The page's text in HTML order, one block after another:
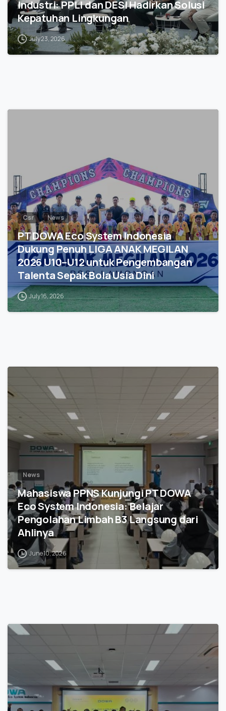
Industri: PPLI dan DESI Hadirkan Solusi
Kepatuhan Lingkungan
July 23, 2026
Csr News
PT DOWA Eco System Indonesia
Dukung Penuh LIGA ANAK MEGILAN
2026 U10–U12 untuk Pengembangan
Talenta Sepak Bola Usia Dini
July 16, 2026
News
Mahasiswa PPNS Kunjungi PT DOWA
Eco System Indonesia: Belajar
Pengolahan Limbah B3 Langsung dari
Ahlinya
June 10, 2026